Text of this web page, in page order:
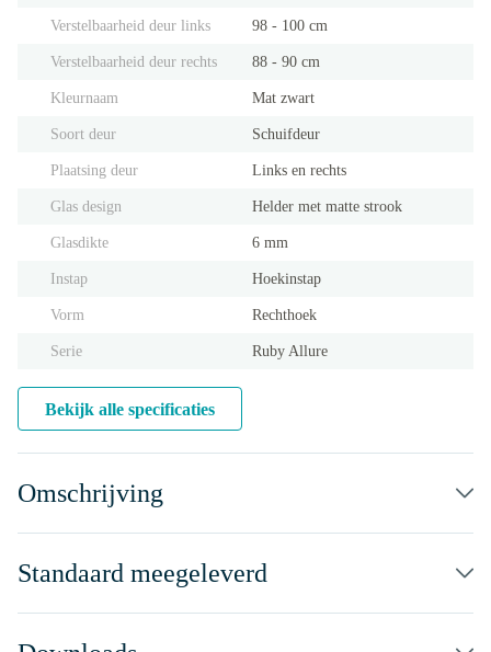
Verstelbaarheid deur links 98 - 100 cm
Verstelbaarheid deur rechts 88 - 90 cm
Kleurnaam Mat zwart
Soort deur Schuifdeur
Plaatsing deur Links en rechts
Glas design Helder met matte strook
Glasdikte 6 mm
Instap Hoekinstap
Vorm Rechthoek
Serie Ruby Allure
Bekijk alle specificaties
Omschrijving
Standaard meegeleverd